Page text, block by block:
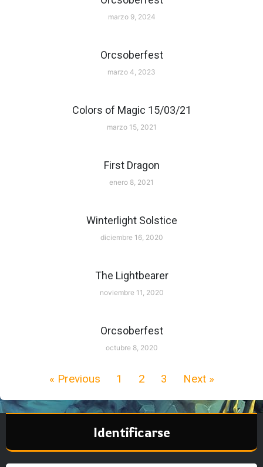
marzo 9, 2024
Orcsoberfest
marzo 4, 2023
Colors of Magic 15/03/21
marzo 15, 2021
First Dragon
enero 8, 2021
Winterlight Solstice
diciembre 16, 2020
The Lightbearer
noviembre 11, 2020
Orcsoberfest
octubre 8, 2020
« Previous 1 2 3 Next »
Identificarse